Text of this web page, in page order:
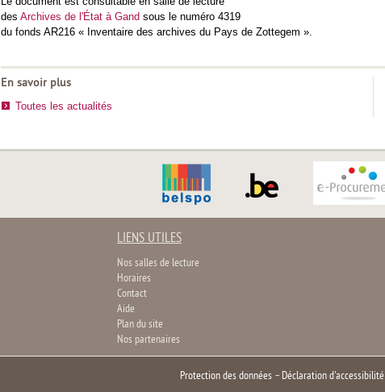
des Archives de l'État à Gand sous le numéro 4319
du fonds AR216 « Inventaire des archives du Pays de Zottegem ».
En savoir plus
Toutes les actualités
LIENS UTILES
Nos salles de lecture
Horaires
Contact
Aide
Plan du site
Nos partenaires
Protection des données– Déclaration d'accessibilité